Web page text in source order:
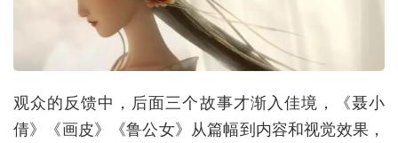
观众的反馈中，后面三个故事才渐入佳境，《聂小
倩》《画皮》《鲁公女》从篇幅到内容和视觉效果，